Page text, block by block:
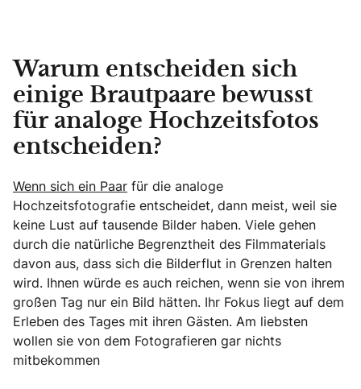
Warum entscheiden sich
einige Brautpaare bewusst
für analoge Hochzeitsfotos
entscheiden?
Wenn sich ein Paar für die analoge
Hochzeitsfotografie entscheidet, dann meist, weil sie
keine Lust auf tausende Bilder haben. Viele gehen
durch die natürliche Begrenztheit des Filmmaterials
davon aus, dass sich die Bilderflut in Grenzen halten
wird. Ihnen würde es auch reichen, wenn sie von ihrem
großen Tag nur ein Bild hätten. Ihr Fokus liegt auf dem
Erleben des Tages mit ihren Gästen. Am liebsten
wollen sie von dem Fotografieren gar nichts
mitbekommen